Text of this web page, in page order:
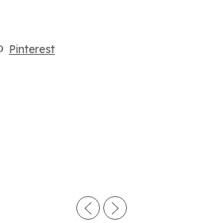
Pinterest